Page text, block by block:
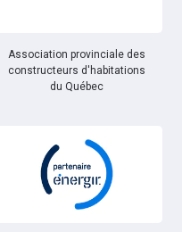
Association provinciale des
constructeurs d'habitations
du Québec